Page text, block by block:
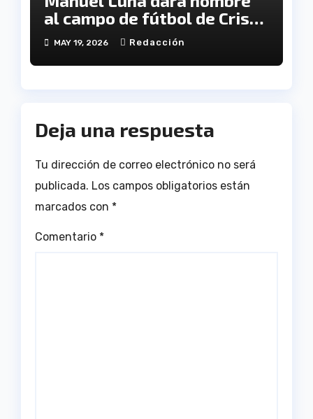
al campo de fútbol de Cristo
Pobre
MAY 19, 2026 Redacción
Deja una respuesta
Tu dirección de correo electrónico no será
publicada. Los campos obligatorios están
marcados con *
Comentario *